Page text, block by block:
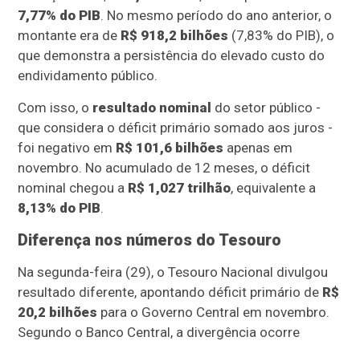
7,77% do PIB. No mesmo período do ano anterior, o
montante era de R$ 918,2 bilhões (7,83% do PIB), o
que demonstra a persistência do elevado custo do
endividamento público.
Com isso, o resultado nominal do setor público -
que considera o déficit primário somado aos juros -
foi negativo em R$ 101,6 bilhões apenas em
novembro. No acumulado de 12 meses, o déficit
nominal chegou a R$ 1,027 trilhão, equivalente a
8,13% do PIB.
Diferença nos números do Tesouro
Na segunda-feira (29), o Tesouro Nacional divulgou
resultado diferente, apontando déficit primário de R$
20,2 bilhões para o Governo Central em novembro.
Segundo o Banco Central, a divergência ocorre